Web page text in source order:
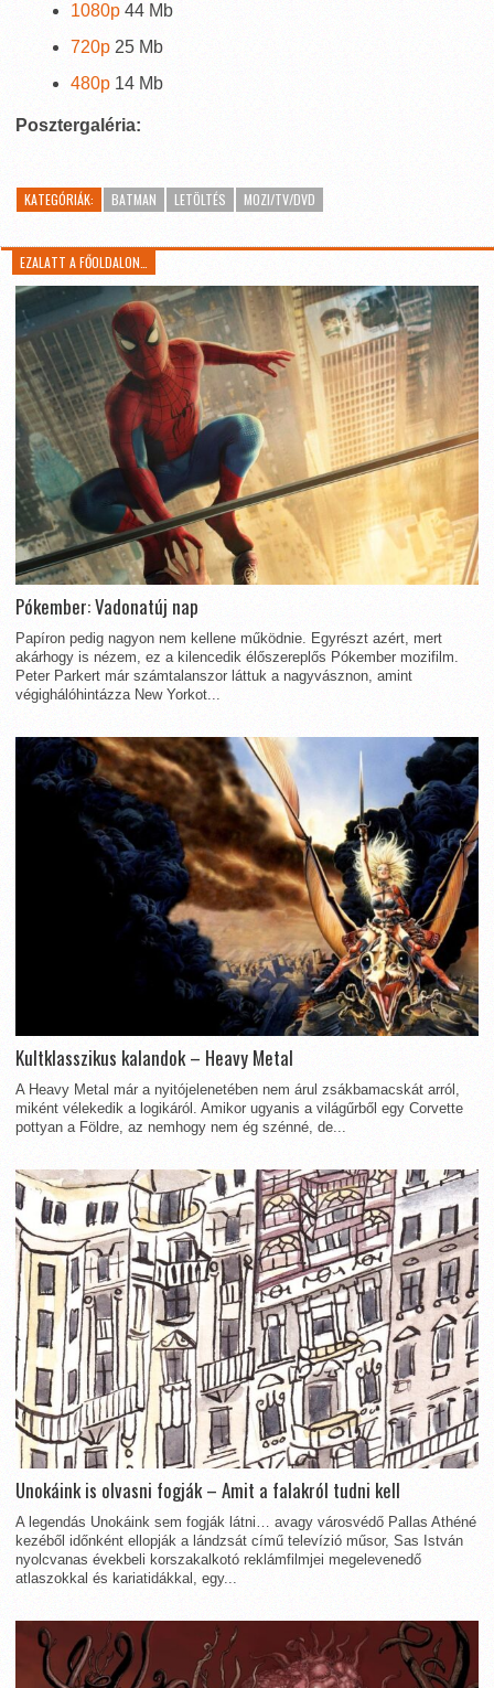
1080p 44 Mb
720p 25 Mb
480p 14 Mb
Posztergaléria:
KATEGÓRIÁK: BATMAN LETÖLTÉS MOZI/TV/DVD
EZALATT A FŐOLDALON…
Pókember: Vadonatúj nap
Papíron pedig nagyon nem kellene működnie. Egyrészt azért, mert
akárhogy is nézem, ez a kilencedik élőszereplős Pókember mozifilm.
Peter Parkert már számtalanszor láttuk a nagyvásznon, amint
végighálóhintázza New Yorkot...
Kultklasszikus kalandok – Heavy Metal
A Heavy Metal már a nyitójelenetében nem árul zsákbamacskát arról,
miként vélekedik a logikáról. Amikor ugyanis a világűrből egy Corvette
pottyan a Földre, az nemhogy nem ég szénné, de...
Unokáink is olvasni fogják – Amit a falakról tudni kell
A legendás Unokáink sem fogják látni… avagy városvédő Pallas Athéné
kezéből időnként ellopják a lándzsát című televízió műsor, Sas István
nyolcvanas évekbeli korszakalkotó reklámfilmjei megelevenedő
atlaszokkal és kariatidákkal, egy...